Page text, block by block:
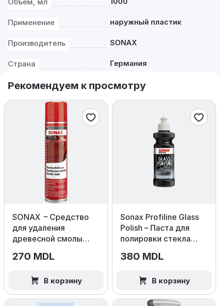
Применение наружный пластик
Производитель SONAX
Страна Германия
Рекомендуем к просмотру
SONAX – Средство
для удаления
древесной смолы
270 MDL
В корзину
Sonax Profiline Glass
Polish – Паста для
полировки стекла
380 MDL
В корзину